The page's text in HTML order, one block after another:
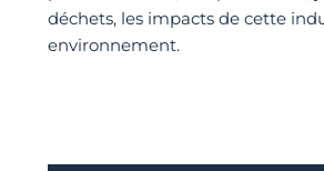
déchets, les impacts de cette
environnement.